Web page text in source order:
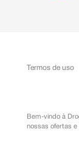
Termos de uso
Bem-vindo à
nossas ofertas